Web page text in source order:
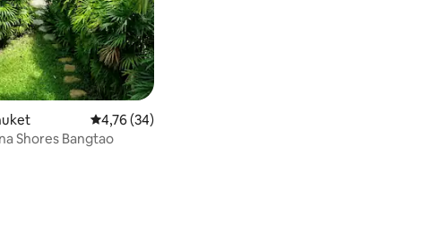
4,76 de uma avaliação média de 5, 34 avaliações
4,76 (34)
Shores Bangtao